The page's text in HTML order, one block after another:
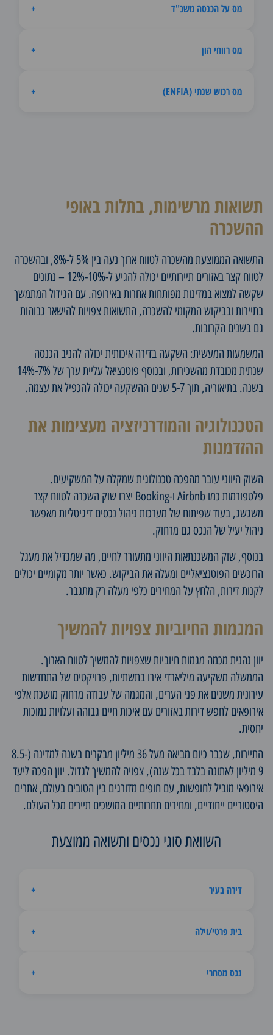
מס על הכנסה משכ"ד +
מס רווחי הון +
מס רכוש שנתי (ENFIA) +
תשואות מרשימות, בתלות באופי
ההשכרה
התשואה הממוצעת מהשכרה לטווח ארוך נעה בין 5% ל-8%, ובהשכרה
לטווח קצר באזורים תיירותיים יכולה להגיע ל-10%-12% – נתונים
שקשה למצוא במדינות מפותחות אחרות באירופה. עם הגידול המתמשך
בתיירות ובביקוש המקומי להשכרה, התשואות צפויות להישאר גבוהות
גם בשנים הקרובות.
המשמעות המעשית: השקעה בדירה איכותית יכולה להניב הכנסה
שנתית מכובדת מהשכירות, ובנוסף פוטנציאל עליית ערך של 7%-14%
בשנה. בתיאוריה, תוך 5-7 שנים ההשקעה יכולה להכפיל את עצמה.
הטכנולוגיה והמודרניזציה מעצימות את
ההזדמנות
השוק היווני עובר מהפכה טכנולוגית שמקלה על המשקיעים.
פלטפורמות כמו Airbnb ו-Booking יצרו שוק השכרה לטווח קצר
משגשג, בעוד שפיתוח של מערכות ניהול נכסים דיגיטליות מאפשר
ניהול יעיל של הנכס גם מרחוק.
בנוסף, שוק המשכנתאות היווני מתעורר לחיים, מה שמגדיל את מעגל
הרוכשים הפוטנציאליים ומעלה את הביקוש. כאשר יותר מקומיים יכולים
לקנות דירות, הלחץ על המחירים כלפי מעלה רק מתגבר.
המגמות החיוביות צפויות להמשיך
יוון נהנית מכמה מגמות חיוביות שצפויות להמשיך לטווח הארוך.
הממשלה משקיעה מיליארדי אירו בתשתיות, פרויקטים של התחדשות
עירונית משנים את פני הערים, והמגמה של עבודה מרחוק מושכת אלפי
אירופאים לחפש דירות באזורים עם איכות חיים גבוהה ועלויות נמוכות
יחסית.
התיירות, שכבר כיום מביאה מעל 36 מיליון מבקרים בשנה למדינה (8.5-
9 מיליון לאתונה בלבד בכל שנה), צפויה להמשיך לגדול. יוון הפכה ליעד
אירופאי מוביל לחופשות, עם חופים מדורגים בין הטובים בעולם, אתרים
היסטוריים ייחודיים, ומחירים תחרותיים המושכים תיירים מכל העולם.
השוואת סוגי נכסים ותשואה ממוצעת
דירה בעיר +
בית פרטי/וילה +
נכס מסחרי +